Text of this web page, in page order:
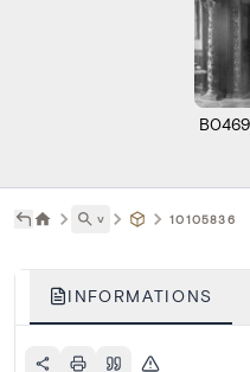
˅ 10105836
INFORMATIONS